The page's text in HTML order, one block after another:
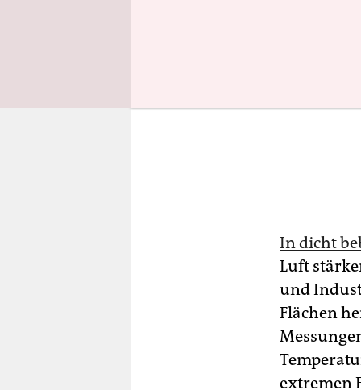
In dicht
Luft
und
Flächen
extremen